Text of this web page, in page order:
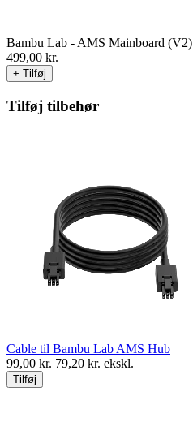
Bambu Lab - AMS Mainboard (V2)
499,00 kr.
+ Tilføj
Tilføj tilbehør
Cable til Bambu Lab AMS Hub
99,00 kr. 79,20 kr. ekskl.
Tilføj